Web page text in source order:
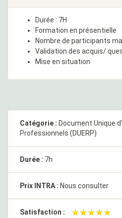
Durée : 7H
Formation en présentielle
Nombre de participants
Validation des acquis/
Mise en situation
Catégorie : Document Unique
Professionnels (DUERP)
Durée : 7h
Prix INTRA : Nous consulter
Satisfaction : ★★★★★
★★★★★